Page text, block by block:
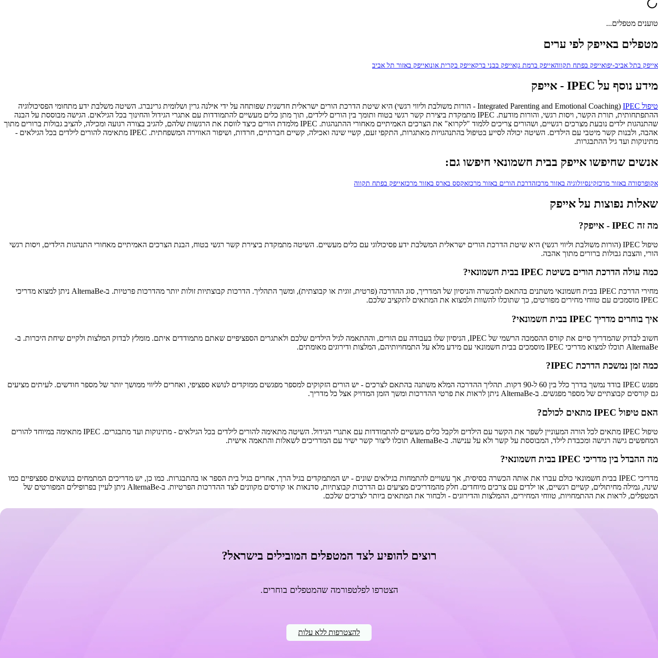
טוענים מטפלים...
מטפלים באייפק לפי ערים
אייפק בתל אביב-יפואייפק בפתח תקווהאייפק ברמת גןאייפק בבני ברקאייפק בקרית אונואייפק באזור תל אביב
מידע נוסף על IPEC - אייפק
טיפול IPEC
(Integrated Parenting and Emotional Coaching - הורות משולבת וליווי רגשי) היא שיטת הדרכת הורים ישראלית חדשנית שפותחה על ידי אילנה גרין ושלומית גרינברג. השיטה משלבת ידע מתחומי הפסיכולוגיה
ההתפתחותית, תורת הקשר, ויסות רגשי, והורות מודעת. IPEC מתמקדת ביצירת קשר רגשי בטוח ותומך בין הורים לילדים, תוך מתן כלים מעשיים להתמודדות עם אתגרי הגידול והחינוך בכל הגילאים. הגישה מבוססת על הבנה
שהתנהגות ילדים נובעת מצרכים רגשיים, ושהורים צריכים ללמוד "לקרוא" את הצרכים האמיתיים מאחורי ההתנהגות. IPEC מלמדת הורים כיצד לווסת את הרגשות שלהם, להגיב בצורה רגועה ומכילה, להציב גבולות ברורים מתוך
אהבה, ולבנות קשר מיטבי עם הילדים. השיטה יכולה לסייע בטיפול בהתנהגויות מאתגרות, התקפי זעם, קשיי שינה ואכילה, קשיים חברתיים, חרדות, ושיפור האווירה המשפחתית. IPEC מתאימה להורים לילדים בכל הגילאים -
מתינוקות ועד גיל ההתבגרות.
אנשים שחיפשו אייפק בבית חשמונאי חיפשו גם:
אקופרסורה באזור מרכזקינסיולוגיה באזור מרכזהדרכת הורים באזור מרכזאקסס בארס באזור מרכזאייפק בפתח תקווה
שאלות נפוצות על אייפק
מה זה IPEC - אייפק?
טיפול IPEC (הורות משולבת וליווי רגשי) היא שיטת הדרכת הורים ישראלית המשלבת ידע פסיכולוגי עם כלים מעשיים. השיטה מתמקדת ביצירת קשר רגשי בטוח, הבנת הצרכים האמיתיים מאחורי התנהגות הילדים, ויסות רגשי
הורי, והצבת גבולות ברורים מתוך אהבה.
כמה עולה הדרכת הורים בשיטת IPEC בבית חשמונאי?
מחירי הדרכת IPEC בבית חשמונאי משתנים בהתאם להכשרה והניסיון של המדריך, סוג ההדרכה (פרטית, זוגית או קבוצתית), ומשך התהליך. הדרכות קבוצתיות זולות יותר מהדרכות פרטיות. ב-AlternaBe ניתן למצוא מדריכי
IPEC מוסמכים עם טווחי מחירים מפורטים, כך שתוכלו להשוות ולמצוא את המתאים לתקציב שלכם.
איך בוחרים מדריך IPEC בבית חשמונאי?
חשוב לבדוק שהמדריך סיים את קורס ההסמכה הרשמי של IPEC, הניסיון שלו בעבודה עם הורים, וההתאמה לגיל הילדים שלכם ולאתגרים הספציפיים שאתם מתמודדים איתם. מומלץ לבדוק המלצות ולקיים שיחת היכרות. ב-
AlternaBe תוכלו למצוא מדריכי IPEC מוסמכים בבית חשמונאי עם מידע מלא על התמחויותיהם, המלצות ודירוגים מאומתים.
כמה זמן נמשכת הדרכת IPEC?
מפגש IPEC בודד נמשך בדרך כלל בין 60 ל-90 דקות. תהליך ההדרכה המלא משתנה בהתאם לצרכים - יש הורים הזקוקים למספר מפגשים ממוקדים לנושא ספציפי, ואחרים לליווי ממושך יותר של מספר חודשים. לעיתים מציעים
גם קורסים קבוצתיים של מספר מפגשים. ב-AlternaBe ניתן לראות את פרטי ההדרכות ומשך הזמן המדויק אצל כל מדריך.
האם טיפול IPEC מתאים לכולם?
טיפול IPEC מתאים לכל הורה המעוניין לשפר את הקשר עם הילדים ולקבל כלים מעשיים להתמודדות עם אתגרי הגידול. השיטה מתאימה להורים לילדים בכל הגילאים - מתינוקות ועד מתבגרים. IPEC מתאימה במיוחד להורים
המחפשים גישה רגישה ומכבדת לילד, המבוססת על קשר ולא על ענישה. ב-AlternaBe תוכלו ליצור קשר ישיר עם המדריכים לשאלות והתאמה אישית.
מה ההבדל בין מדריכי IPEC בבית חשמונאי?
מדריכי IPEC בבית חשמונאי כולם עברו את אותה הכשרה בסיסית, אך עשויים להתמחות בגילאים שונים - יש המתמקדים בגיל הרך, אחרים בגיל בית הספר או בהתבגרות. כמו כן, יש מדריכים המתמחים בנושאים ספציפיים כמו
שינה, גמילה מחיתולים, קשיים רגשיים, או ילדים עם צרכים מיוחדים. חלק מהמדריכים מציעים גם הדרכות קבוצתיות, סדנאות או קורסים מקוונים לצד ההדרכות הפרטיות. ב-AlternaBe ניתן לעיין בפרופילים המפורטים של
המטפלים, לראות את ההתמחויות, טווחי המחירים, ההמלצות והדירוגים - ולבחור את המתאים ביותר לצרכים שלכם.
רוצים להופיע לצד המטפלים המובילים בישראל?
הצטרפו לפלטפורמה שהמטפלים בוחרים.
להצטרפות ללא עלות